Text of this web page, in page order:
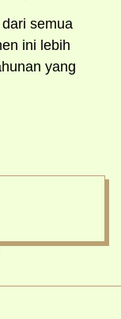
semua
ini lebih
yang